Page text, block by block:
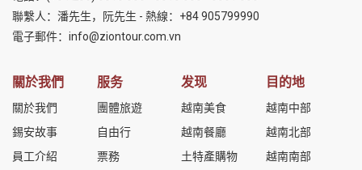
聯繫人：潘先生，阮先生 - 熱線： +84 905799990
電子郵件： info@ziontour.com.vn
關於我們
關於我們
錫安故事
員工介紹
服务
團體旅遊
自由行
票務
发现
越南美食
越南餐廳
土特產購物
目的地
越南中部
越南北部
越南南部